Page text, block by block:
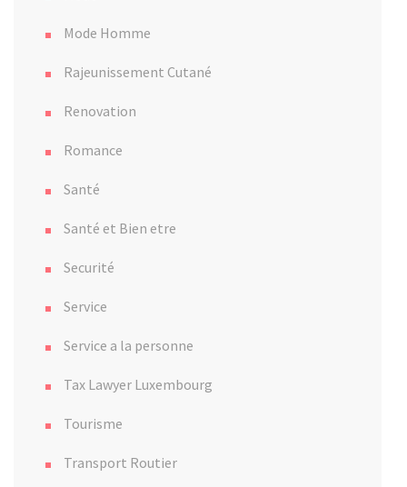
Mode Homme
Rajeunissement Cutané
Renovation
Romance
Santé
Santé et Bien etre
Securité
Service
Service a la personne
Tax Lawyer Luxembourg
Tourisme
Transport Routier